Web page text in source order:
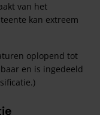
van het
kan extreem
oplopend tot
en is ingedeeld